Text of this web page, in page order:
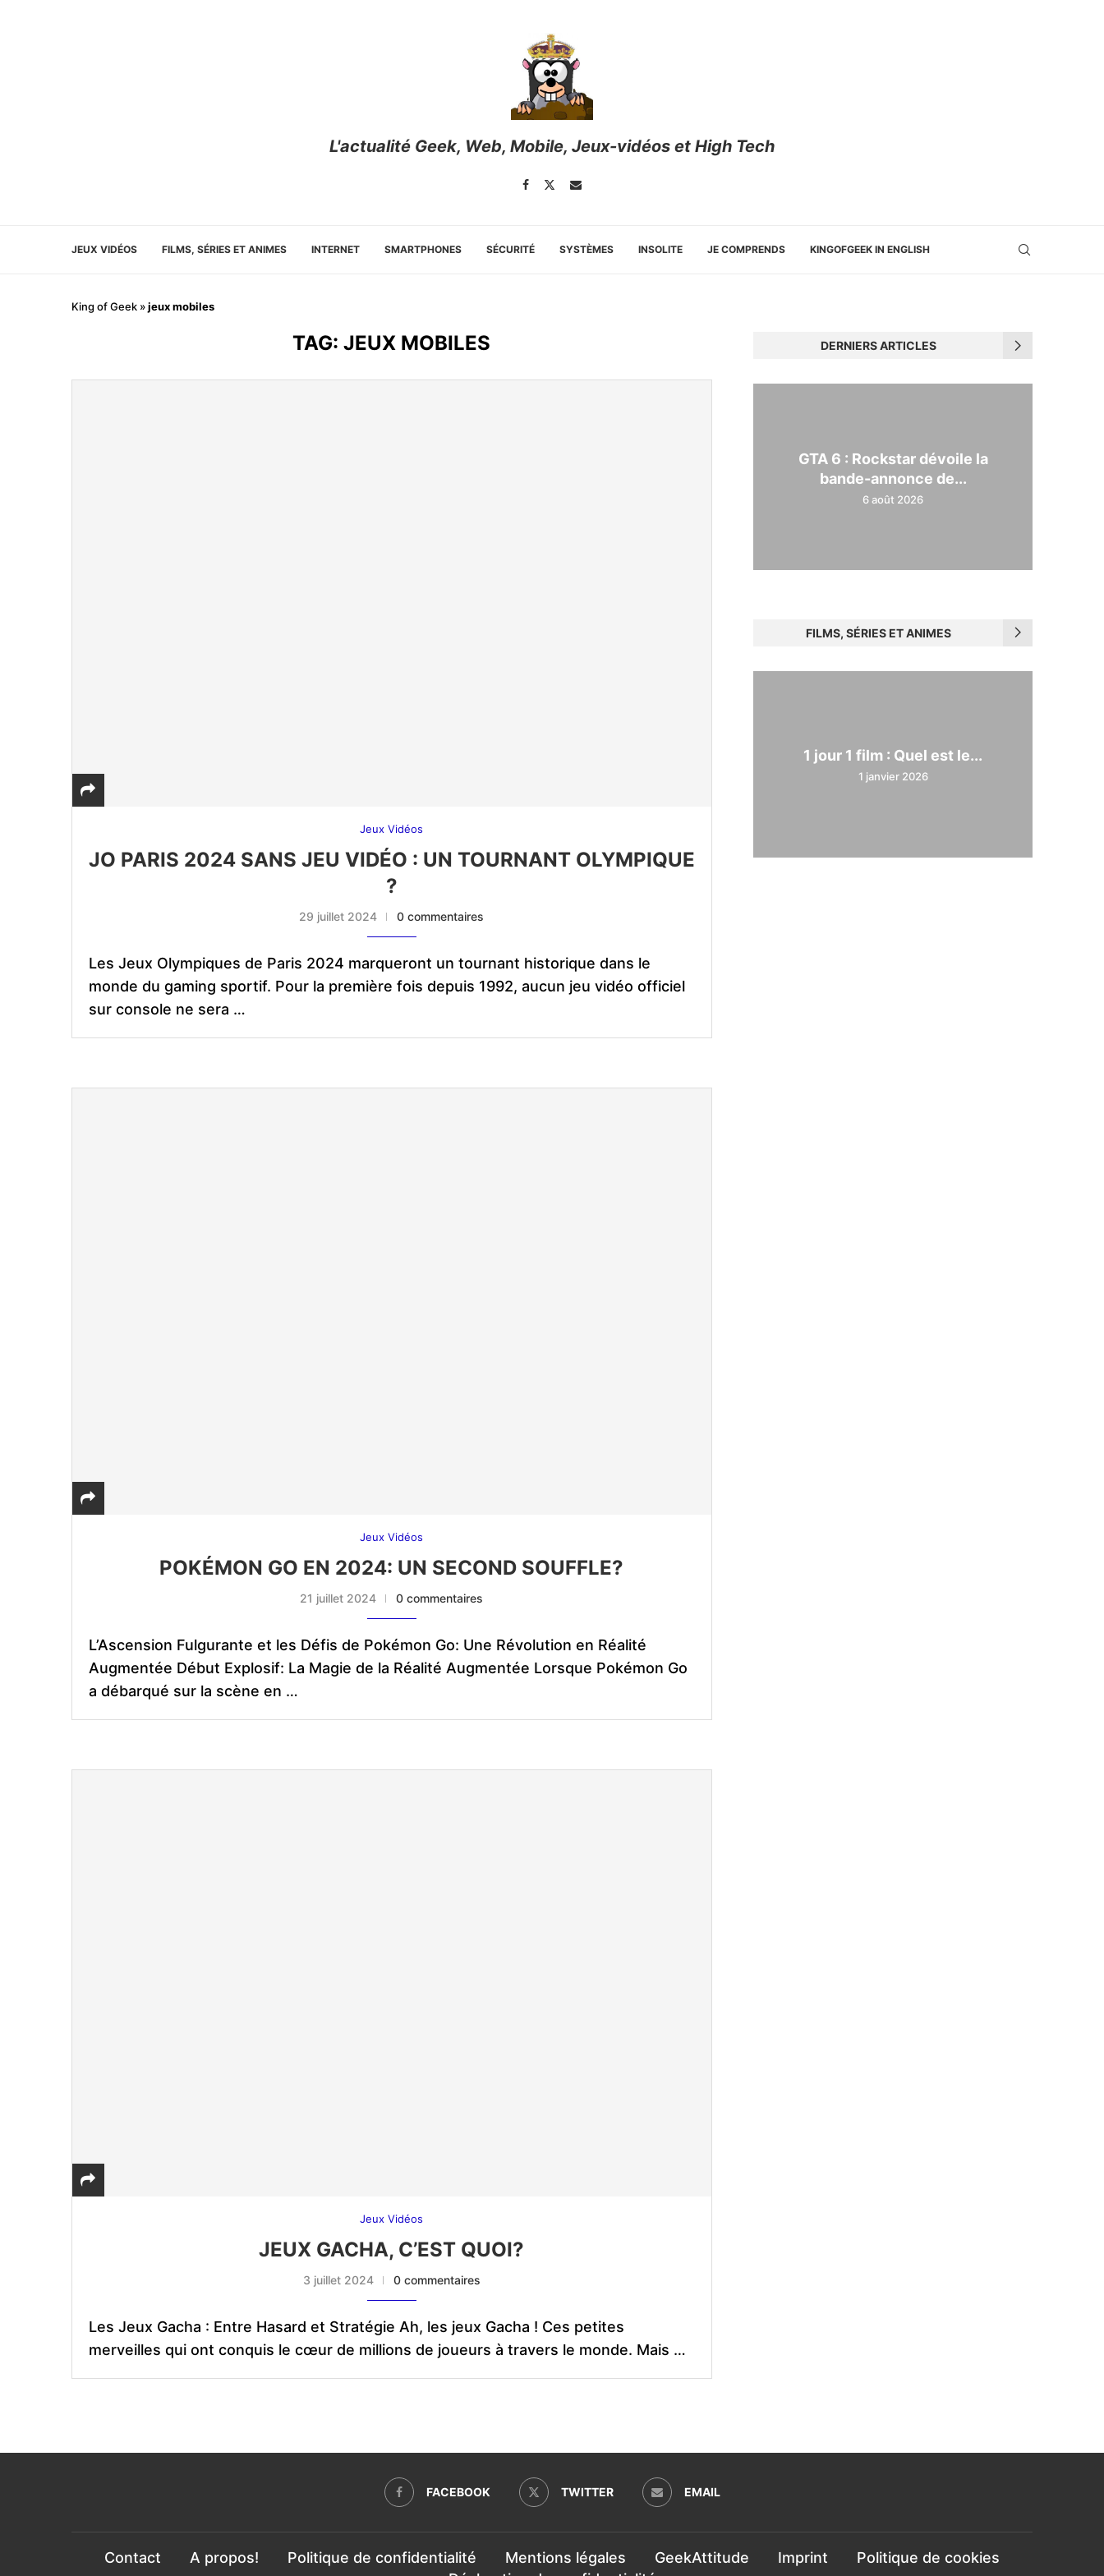
L'actualité Geek, Web, Mobile, Jeux-vidéos et High Tech
JEUX VIDÉOS FILMS, SÉRIES ET ANIMES INTERNET SMARTPHONES SÉCURITÉ SYSTÈMES INSOLITE JE COMPRENDS KINGOFGEEK IN ENGLISH
King of Geek »jeux mobiles
TAG:JEUX MOBILES
Jeux Vidéos
JO PARIS 2024 SANS JEU VIDÉO : UN TOURNANT OLYMPIQUE
?
29 juillet 2024 0 commentaires
Les Jeux Olympiques de Paris 2024 marqueront un tournant historique dans le
monde du gaming sportif. Pour la première fois depuis 1992, aucun jeu vidéo officiel
sur console ne sera …
Jeux Vidéos
POKÉMON GO EN 2024: UN SECOND SOUFFLE?
21 juillet 2024 0 commentaires
L’Ascension Fulgurante et les Défis de Pokémon Go: Une Révolution en Réalité
Augmentée Début Explosif: La Magie de la Réalité Augmentée Lorsque Pokémon Go
a débarqué sur la scène en …
Jeux Vidéos
JEUX GACHA, C’EST QUOI?
3 juillet 2024 0 commentaires
Les Jeux Gacha : Entre Hasard et Stratégie Ah, les jeux Gacha ! Ces petites
merveilles qui ont conquis le cœur de millions de joueurs à travers le monde. Mais …
DERNIERS ARTICLES
GTA 6 : Rockstar dévoile la
bande-annonce de...
6 août 2026
FILMS, SÉRIES ET ANIMES
1 jour 1 film : Quel est le...
1 janvier 2026
FACEBOOK TWITTER EMAIL
Contact A propos! Politique de confidentialité Mentions légales GeekAttitude Imprint
Politique de cookies